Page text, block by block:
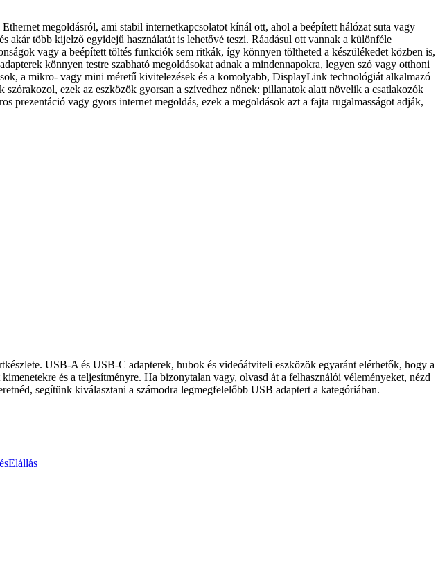
megoldásról, ami stabil internetkapcsolatot kínál ott, ahol a beépített hálózat suta vagy
több kijelző egyidejű használatát is lehetővé teszi. Ráadásul ott vannak a különféle
vagy a beépített töltés funkciók sem ritkák, így könnyen töltheted a készülékedet közben is,
könnyen testre szabható megoldásokat adnak a mindennapokra, legyen szó vagy otthoni
a mikro- vagy mini méretű kivitelezések és a komolyabb, DisplayLink technológiát alkalmazó
ezek az eszközök gyorsan a szívedhez nőnek: pillanatok alatt növelik a csatlakozók
prezentáció vagy gyors internet megoldás, ezek a megoldások azt a fajta rugalmasságot adják,
USB-A és USB-C adapterek, hubok és videóátviteli eszközök egyaránt elérhetők, hogy a
és a teljesítményre. Ha bizonytalan vagy, olvasd át a felhasználói véleményeket, nézd
segítünk kiválasztani a számodra legmegfelelőbb USB adaptert a kategóriában.
Elállás